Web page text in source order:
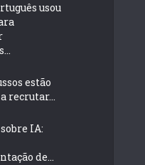
usou
estão
recrutar...
IA:
de...